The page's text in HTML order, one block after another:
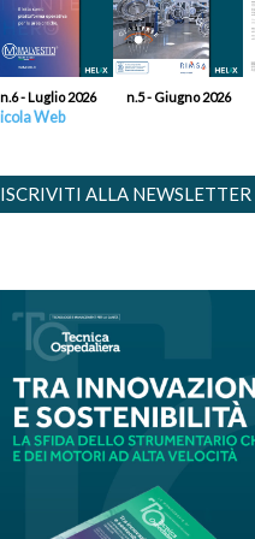
n.6 - Luglio 2026 n.5 - Giugno 2026
Web
ISCRIVITI ALLA NEWSLETTER